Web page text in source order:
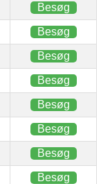
Besøg
Besøg
Besøg
Besøg
Besøg
Besøg
Besøg
Besøg